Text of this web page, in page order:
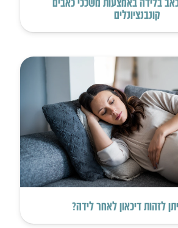
קונבנציונלים
לזהות דיכאון לאחר לידה?